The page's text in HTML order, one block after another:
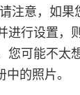
注意，如果
行设置，
您可能不太
的照片。